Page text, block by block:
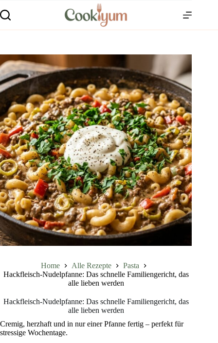
Home Alle Rezepte
Pasta
Hackfleisch-Nudelpfanne: Das schnelle Familiengericht, das
alle lieben werden
Hackfleisch-Nudelpfanne: Das schnelle Familiengericht, das
alle lieben werden
Cremig, herzhaft und in nur einer Pfanne fertig – perfekt für
stressige Wochentage.